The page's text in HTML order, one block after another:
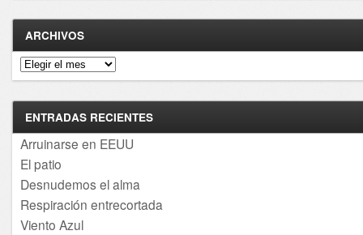
ARCHIVOS
Archivos
ENTRADAS RECIENTES
Arruinarse en EEUU
El patio
Desnudemos el alma
Respiración entrecortada
Viento Azul